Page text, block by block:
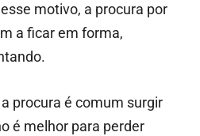
motivo, a procura por
a ficar em forma,
procura é comum surgir
é melhor para perder